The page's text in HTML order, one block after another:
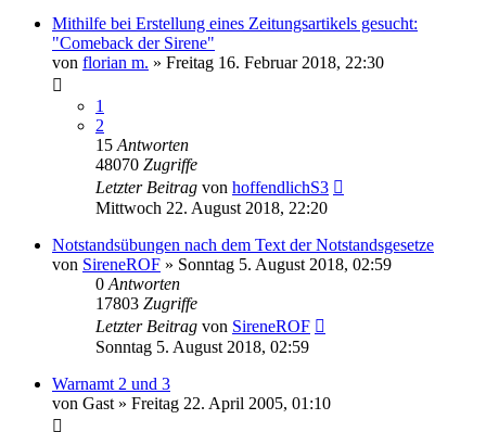
Mithilfe bei Erstellung eines Zeitungsartikels gesucht:
"Comeback der Sirene"
von florian m. » Freitag 16. Februar 2018, 22:30
1
2
15 Antworten
48070 Zugriffe
Letzter Beitrag von hoffendlichS3
Mittwoch 22. August 2018, 22:20
Notstandsübungen nach dem Text der Notstandsgesetze
von SireneROF » Sonntag 5. August 2018, 02:59
0 Antworten
17803 Zugriffe
Letzter Beitrag von SireneROF
Sonntag 5. August 2018, 02:59
Warnamt 2 und 3
von Gast » Freitag 22. April 2005, 01:10